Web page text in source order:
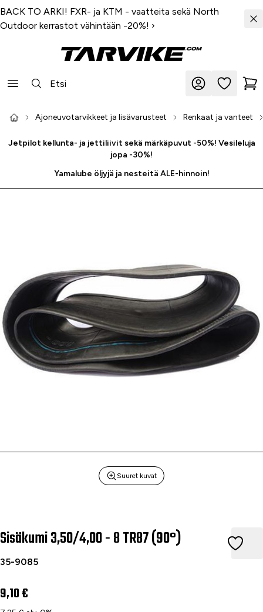
BACK TO ARKI! FXR- ja KTM - vaatteita sekä North
Outdoor kerrastot vähintään -20%! ›
Ajoneuvotarvikkeet ja lisävarusteet Renkaat ja vanteet
Jetpilot kellunta- ja jettiliivit sekä märkäpuvut -50%! Vesileluja
jopa -30%!
Yamalube öljyjä ja nesteitä ALE-hinnoin!
Suuret kuvat
Sisäkumi 3,50/4,00 - 8 TR87 (90°)
Sisäkumi 3,50/4,00 - 8 TR87 (90°)
35-9085
9,10 €